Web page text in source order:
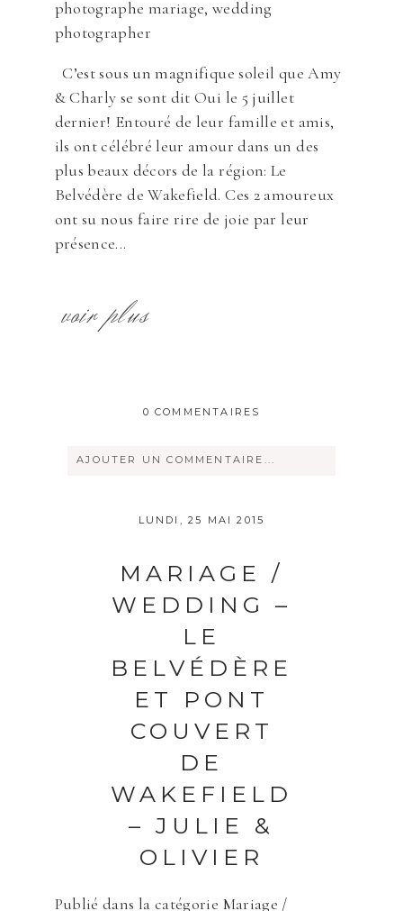
C’est sous un magnifique soleil que Amy
& Charly se sont dit Oui le 5 juillet
dernier! Entouré de leur famille et amis,
ils ont célébré leur amour dans un des
plus beaux décors de la région: Le
Belvédère de Wakefield. Ces 2 amoureux
ont su nous faire rire de joie par leur
présence...
voir plus
0 COMMENTAIRES
AJOUTER UN COMMENTAIRE...
publique Obligatoire *
Save my name, email, and website in
this browser for the next time I
ENVOYER
LUNDI, 25 MAI 2015
MARIAGE /
WEDDING –
LE
BELVÉDÈRE
ET PONT
COUVERT
DE
WAKEFIELD
– JULIE &
OLIVIER
Publié dans la catégorie Mariage /